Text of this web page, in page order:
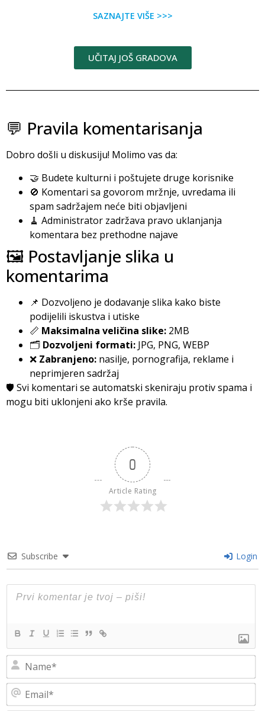
SAZNAJTE VIŠE >>>
UČITAJ JOŠ GRADOVA
💬 Pravila komentarisanja
Dobro došli u diskusiju! Molimo vas da:
🤝 Budete kulturni i poštujete druge korisnike
🚫 Komentari sa govorom mržnje, uvredama ili
spam sadržajem neće biti objavljeni
🧹 Administrator zadržava pravo uklanjanja
komentara bez prethodne najave
🖼️ Postavljanje slika u
komentarima
📌 Dozvoljeno je dodavanje slika kako biste
podijelili iskustva i utiske
📏 Maksimalna veličina slike: 2MB
🗂️ Dozvoljeni formati: JPG, PNG, WEBP
❌ Zabranjeno: nasilje, pornografija, reklame i
neprimjeren sadržaj
🛡️ Svi komentari se automatski skeniraju protiv spama i
mogu biti uklonjeni ako krše pravila.
0
Article Rating
Subscribe Login